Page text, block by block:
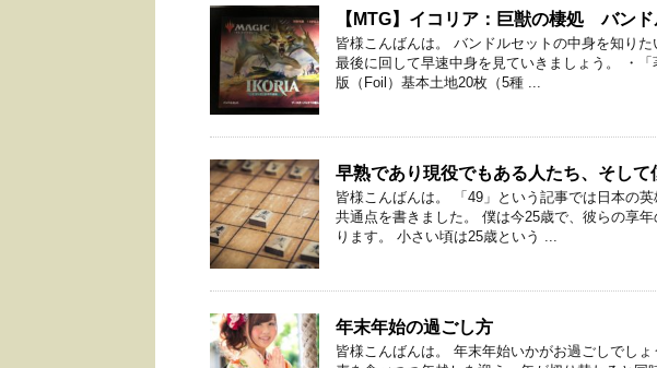
【MTG】イコリア：巨獣の棲処 バン
皆様こんばんは。 バンドルセットの中身を知り
最後に回して早速中身を見ていきましょう。 ・
版（Foil）基本土地20枚（5種 ...
早熟であり現役でもある人たち、そして
皆様こんばんは。 「49」という記事では日本の
共通点を書きました。 僕は今25歳で、彼らの享
ります。 小さい頃は25歳という ...
年末年始の過ごし方
皆様こんばんは。 年末年始いかがお過ごしでし